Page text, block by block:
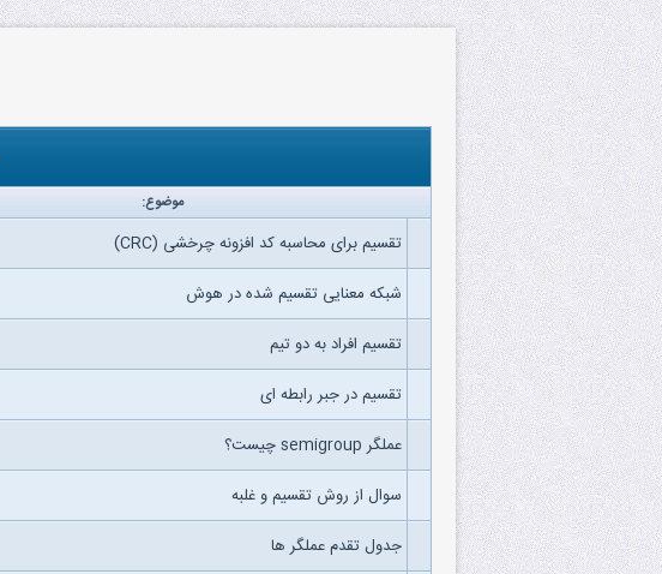
موضوع:
تقسیم برای محاسبه کد افزونه چرخشی (CRC)
شبکه معنایی تقسیم شده در هوش
تقسیم افراد به دو تیم
تقسیم در جبر رابطه ای
عملگر semigroup چیست؟
سوال از روش تقسیم و غلبه
جدول تقدم عملگر ها